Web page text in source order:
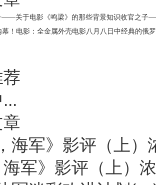
——关于电影《鸣梁》的那些背景知识收官之子
！ 电影：全金属外壳电影八月八日中经典的俄
海军》影评（上）